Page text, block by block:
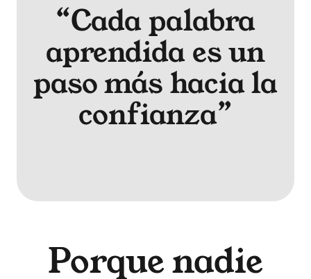
“Cada palabra
aprendida es un
paso más hacia la
confianza”
Porque nadie